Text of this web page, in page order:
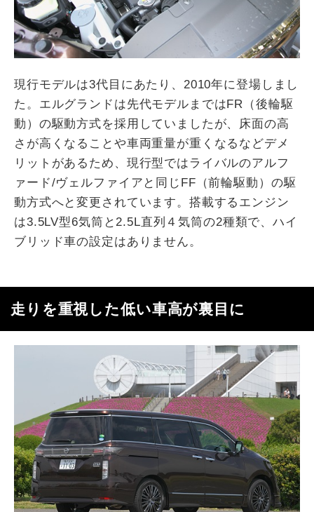
現行モデルは3代目にあたり、2010年に登場しまし
た。エルグランドは先代モデルまではFR（後輪駆
動）の駆動方式を採用していましたが、床面の高
さが高くなることや車両重量が重くなるなどデメ
リットがあるため、現行型ではライバルのアルフ
ァード/ヴェルファイアと同じFF（前輪駆動）の駆
動方式へと変更されています。搭載するエンジン
は3.5LV型6気筒と2.5L直列４気筒の2種類で、ハイ
ブリッド車の設定はありません。
走りを重視した低い車高が裏目に